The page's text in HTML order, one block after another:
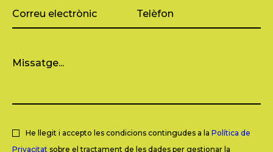
He llegit i accepto les condicions contingudes a la Política de
Privacitat sobre el tractament de les dades per gestionar la